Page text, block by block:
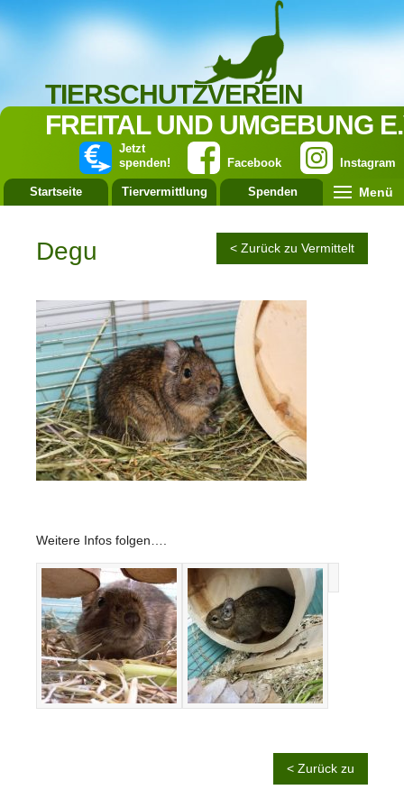
TIERSCHUTZVEREIN
FREITAL UND UMGEBUNG
Instagram
Facebook
Jetzt
spenden!
Startseite Tiervermittlung Spenden Menü
Degu < Zurück zu Vermittelt
Weitere Infos folgen….
< Zurück zu